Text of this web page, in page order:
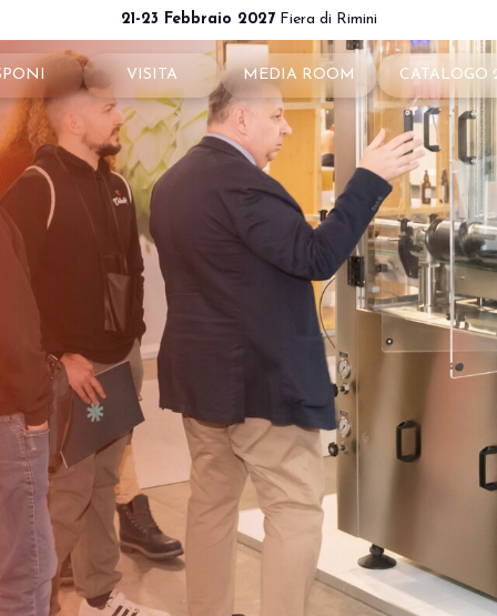
21-23 Febbraio 2027 Fiera di Rimini
il tuo stand
esporre
riservata
VISITA
Perché visitare
Ticket e info
Come arrivare
Rimini - hotel e informazioni
MEDIA ROOM
News e comunicati
Info e contatti
Per accreditarsi
Servizi per i Media
Download loghi e immagini
CATALOGO